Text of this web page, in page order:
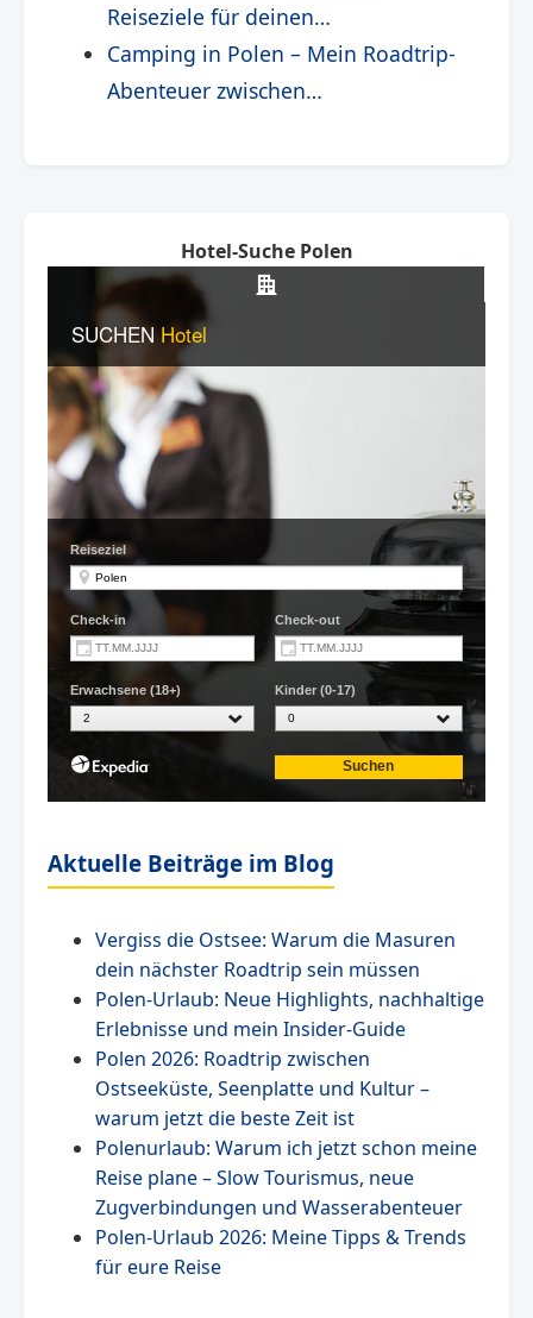
Reiseziele für deinen…
Camping in Polen – Mein Roadtrip-
Abenteuer zwischen…
Hotel-Suche Polen
Aktuelle Beiträge im Blog
Vergiss die Ostsee: Warum die Masuren
dein nächster Roadtrip sein müssen
Polen-Urlaub: Neue Highlights, nachhaltige
Erlebnisse und mein Insider-Guide
Polen 2026: Roadtrip zwischen
Ostseeküste, Seenplatte und Kultur –
warum jetzt die beste Zeit ist
Polenurlaub: Warum ich jetzt schon meine
Reise plane – Slow Tourismus, neue
Zugverbindungen und Wasserabenteuer
Polen-Urlaub 2026: Meine Tipps & Trends
für eure Reise